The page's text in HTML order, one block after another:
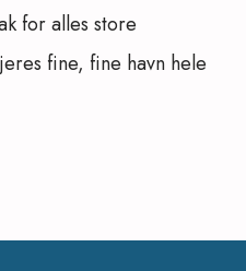
for alles store
fine, fine havn hele